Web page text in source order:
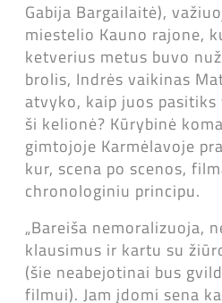
Gabija Bargailaitė),
miestelio Kauno rajone,
ketverius metus buvo
brolis, Indrės vaikinas
atvyko, kaip juos
ši kelionė? Kūrybinė
gimtojoje Karmėlavoje
kur, scena po scenos,
chronologiniu principu.
„Bareiša nemoralizuoja,
klausimus ir kartu su
(šie neabejotinai bus
filmui). Jam įdomi sena